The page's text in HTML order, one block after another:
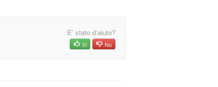
E’ stato d’aiuto?
Si No